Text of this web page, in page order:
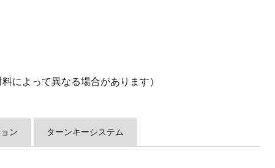
によって異なる場合があります）
ン ターンキーシステム